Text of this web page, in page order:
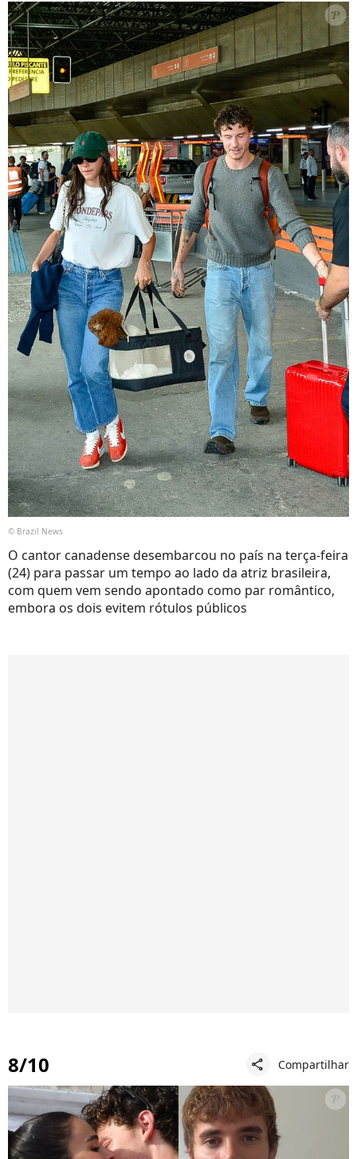
© Brazil News
O cantor canadense desembarcou no país na terça-feira
(24) para passar um tempo ao lado da atriz brasileira,
com quem vem sendo apontado como par romântico,
embora os dois evitem rótulos públicos
8/10 share Compartilhar